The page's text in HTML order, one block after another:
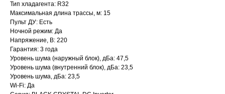
Тип хладагента: R32
Максимальная длина трассы, м: 15
Пульт ДУ: Есть
Ночной режим: Да
Напряжение, В: 220
Гарантия: 3 года
Уровень шума (наружный блок), дБа: 47,5
Уровень шума (внутренний блок), дБа: 23,5
Уровень шума, дБа: 23,5
Wi-Fi: Да